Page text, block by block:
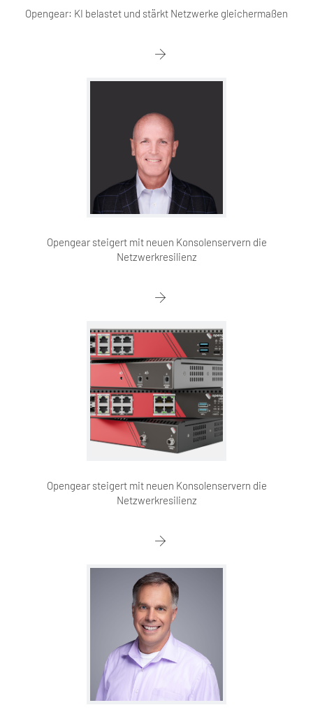
Opengear: KI belastet und stärkt Netzwerke gleichermaßen
Opengear steigert mit neuen Konsolenservern die
Netzwerkresilienz
Opengear steigert mit neuen Konsolenservern die
Netzwerkresilienz